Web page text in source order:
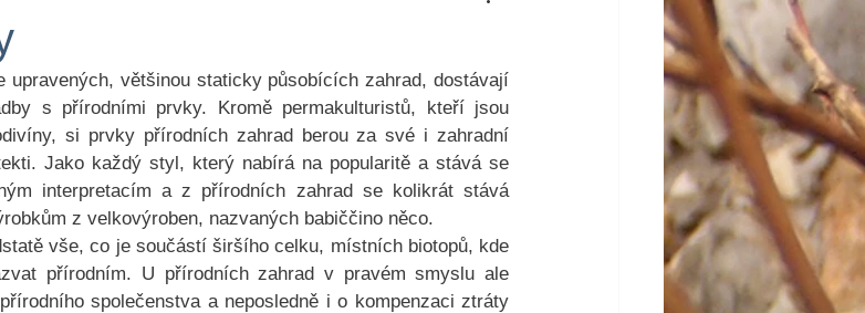
upravených, většinou staticky působících zahrad, dostávají
s přírodními prvky. Kromě permakulturistů, kteří jsou
si prvky přírodních zahrad berou za své i zahradní
Jako každý styl, který nabírá na popularitě a stává se
interpretacím a z přírodních zahrad se kolikrát stává
z velkovýroben, nazvaných babiččino něco.
vše, co je součástí širšího celku, místních biotopů, kde
přírodním. U přírodních zahrad v pravém smyslu ale
společenstva a neposledně i o kompenzaci ztráty